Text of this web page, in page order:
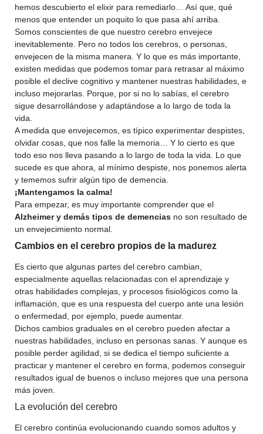
hemos descubierto el elixir para remediarlo… Así que, qué
menos que entender un poquito lo que pasa ahí arriba.
Somos conscientes de que nuestro cerebro envejece
inevitablemente. Pero no todos los cerebros, o personas,
envejecen de la misma manera. Y lo que es más importante,
existen medidas que podemos tomar para retrasar al máximo
posible el declive cognitivo y mantener nuestras habilidades, e
incluso mejorarlas. Porque, por si no lo sabías, el cerebro
sigue desarrollándose y adaptándose a lo largo de toda la
vida.
A medida que envejecemos, es típico experimentar despistes,
olvidar cosas, que nos falle la memoria… Y lo cierto es que
todo eso nos lleva pasando a lo largo de toda la vida. Lo que
sucede es que ahora, al mínimo despiste, nos ponemos alerta
y tememos sufrir algún tipo de demencia.
¡Mantengamos la calma!
Para empezar, es muy importante comprender que el
Alzheimer y demás tipos de demencias no son resultado de
un envejecimiento normal.
Cambios en el cerebro propios de la madurez
Es cierto que algunas partes del cerebro cambian,
especialmente aquellas relacionadas con el aprendizaje y
otras habilidades complejas, y procesos fisiológicos como la
inflamación, que es una respuesta del cuerpo ante una lesión
o enfermedad, por ejemplo, puede aumentar.
Dichos cambios graduales en el cerebro pueden afectar a
nuestras habilidades, incluso en personas sanas. Y aunque es
posible perder agilidad, si se dedica el tiempo suficiente a
practicar y mantener el cerebro en forma, podemos conseguir
resultados igual de buenos o incluso mejores que una persona
más joven.
La evolución del cerebro
El cerebro continúa evolucionando cuando somos adultos y